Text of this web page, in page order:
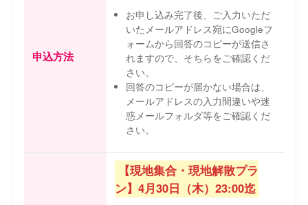
申込方法
お申し込み完了後、ご入力いただ
いたメールアドレス宛にGoogleフ
ォームから回答のコピーが送信さ
れますので、そちらをご確認くだ
さい。
回答のコピーが届かない場合は、
メールアドレスの入力間違いや迷
惑メールフォルダ等をご確認くだ
さい。
【現地集合・現地解散プラ
ン】4月30日（木）23:00迄